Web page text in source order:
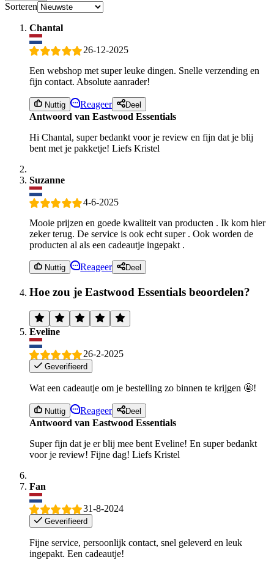
Sorteren
Chantal
26-12-2025
Een webshop met super leuke dingen. Snelle verzending en
fijn contact. Absolute aanrader!
Nuttig Reageer Deel
Antwoord van Eastwood Essentials
Hi Chantal, super bedankt voor je review en fijn dat je blij
bent met je pakketje! Liefs Kristel
Suzanne
4-6-2025
Mooie prijzen en goede kwaliteit van producten . Ik kom hier
zeker terug. De service is ook echt super . Ook worden de
producten al als een cadeautje ingepakt .
Nuttig Reageer Deel
Hoe zou je Eastwood Essentials beoordelen?
Eveline
26-2-2025
Geverifieerd
Wat een cadeautje om je bestelling zo binnen te krijgen 🤩!
Nuttig Reageer Deel
Antwoord van Eastwood Essentials
Super fijn dat je er blij mee bent Eveline! En super bedankt
voor je review! Fijne dag! Liefs Kristel
Fan
31-8-2024
Geverifieerd
Fijne service, persoonlijk contact, snel geleverd en leuk
ingepakt. Een cadeautje!